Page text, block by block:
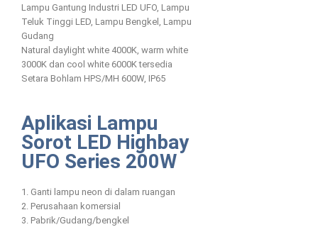
Lampu Gantung Industri LED UFO, Lampu
Teluk Tinggi LED, Lampu Bengkel, Lampu
Gudang
Natural daylight white 4000K, warm white
3000K dan cool white 6000K tersedia
Setara Bohlam HPS/MH 600W, IP65
Aplikasi Lampu
Sorot LED Highbay
UFO Series 200W
1. Ganti lampu neon di dalam ruangan
2. Perusahaan komersial
3. Pabrik/Gudang/bengkel